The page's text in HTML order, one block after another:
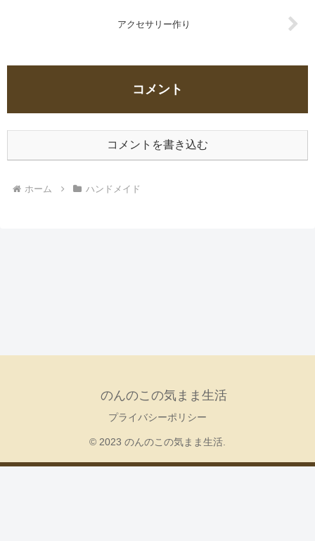
アクセサリー作り
コメント
コメントを書き込む
ホーム ハンドメイド
のんのこの気まま生活
プライバシーポリシー
© 2023 のんのこの気まま生活.